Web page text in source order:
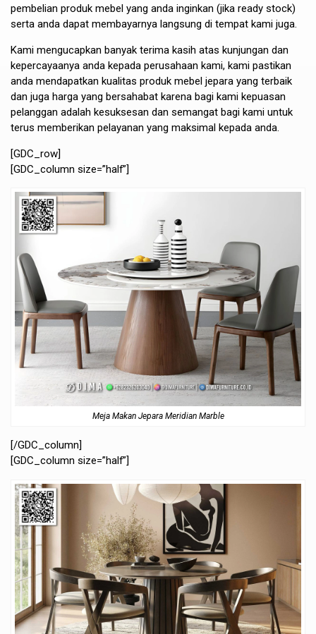
pembelian produk mebel yang anda inginkan (jika ready stock)
serta anda dapat membayarnya langsung di tempat kami juga.
Kami mengucapkan banyak terima kasih atas kunjungan dan
kepercayaanya anda kepada perusahaan kami, kami pastikan
anda mendapatkan kualitas produk mebel jepara yang terbaik
dan juga harga yang bersahabat karena bagi kami kepuasan
pelanggan adalah kesuksesan dan semangat bagi kami untuk
terus memberikan pelayanan yang maksimal kepada anda.
[GDC_row]
[GDC_column size=”half”]
Meja Makan Jepara Meridian Marble
[/GDC_column]
[GDC_column size=”half”]